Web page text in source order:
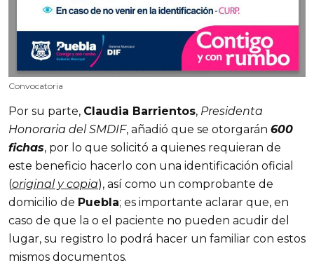
Convocatoria
Por su parte, Claudia Barrientos, Presidenta
Honoraria del SMDIF, añadió que se otorgarán 600
fichas, por lo que solicitó a quienes requieran de
este beneficio hacerlo con una identificación oficial
(original y copia), así como un comprobante de
domicilio de Puebla; es importante aclarar que, en
caso de que la o el paciente no pueden acudir del
lugar, su registro lo podrá hacer un familiar con estos
mismos documentos.